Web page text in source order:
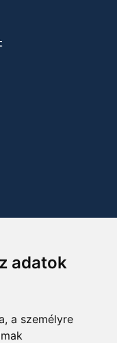
adatok
a személyre